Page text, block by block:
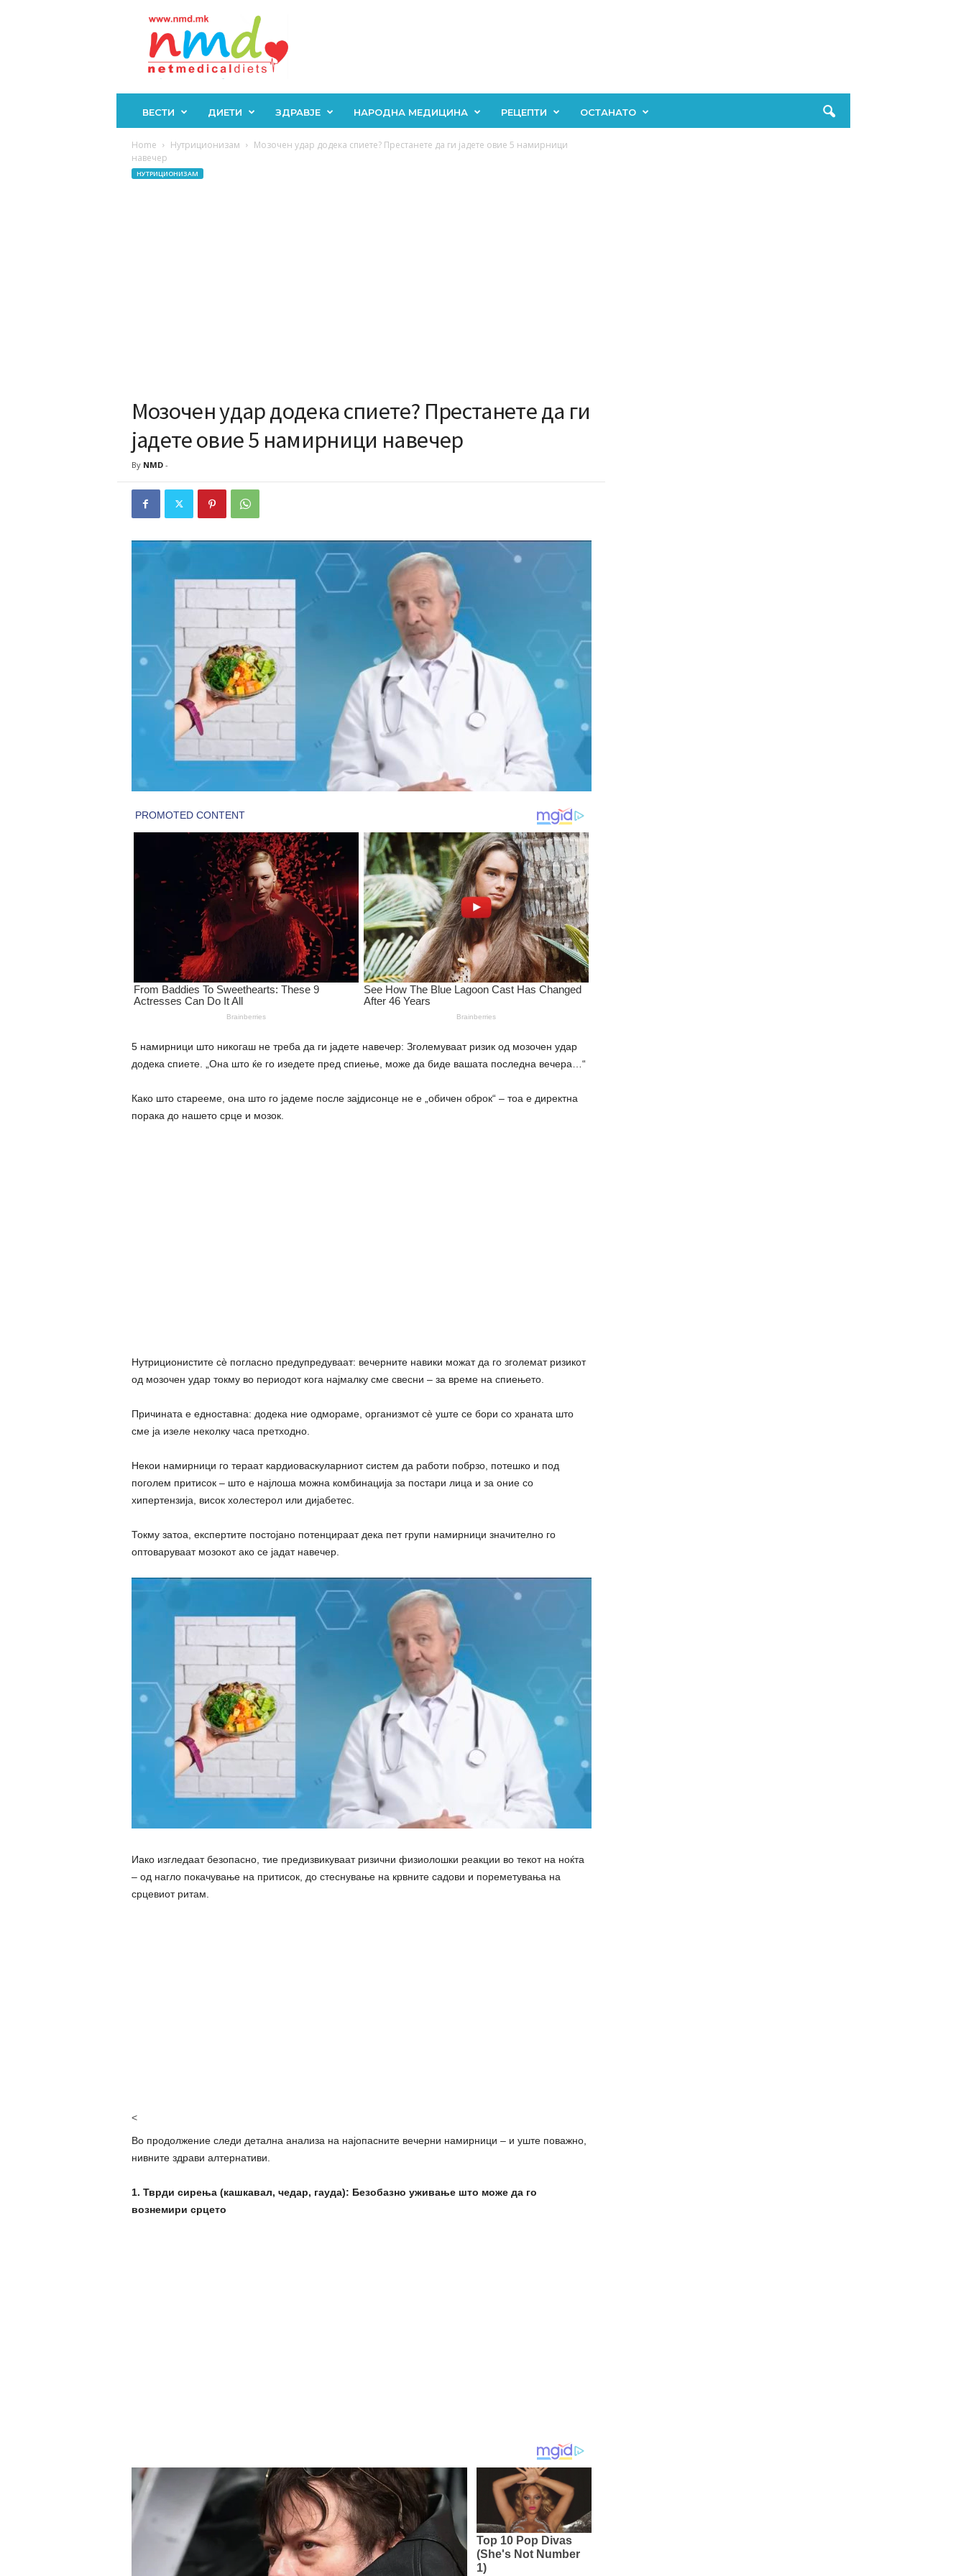
ВЕСТИ ДИЕТИ ЗДРАВЈЕ НАРОДНА МЕДИЦИНА РЕЦЕПТИ ОСТАНАТО
Home Нутриционизам
Мозочен удар додека спиете? Престанете да ги јадете овие 5 намирници
навечер
НУТРИЦИОНИЗАМ
Мозочен удар додека спиете? Престанете да ги
јадете овие 5 намирници навечер
By NMD-
5 намирници што никогаш не треба да ги јадете навечер: Зголемуваат ризик од мозочен удар
додека спиете. „Она што ќе го изедете пред спиење, може да биде вашата последна вечера…“
Како што старееме, она што го јадеме после зајдисонце не е „обичен оброк“ – тоа е директна
порака до нашето срце и мозок.
Нутриционистите сè погласно предупредуваат: вечерните навики можат да го зголемат ризикот
од мозочен удар токму во периодот кога најмалку сме свесни – за време на спиењето.
Причината е едноставна: додека ние одмораме, организмот сè уште се бори со храната што
сме ја изеле неколку часа претходно.
Некои намирници го тераат кардиоваскуларниот систем да работи побрзо, потешко и под
поголем притисок – што е најлоша можна комбинација за постари лица и за оние со
хипертензија, висок холестерол или дијабетес.
Токму затоа, експертите постојано потенцираат дека пет групи намирници значително го
оптоваруваат мозокот ако се јадат навечер.
Иако изгледаат безопасно, тие предизвикуваат ризични физиолошки реакции во текот на ноќта
– од нагло покачување на притисок, до стеснување на крвните садови и пореметувања на
срцевиот ритам.
<
Во продолжение следи детална анализа на најопасните вечерни намирници – и уште поважно,
нивните здрави алтернативи.
1. Тврди сирења (кашкавал, чедар, гауда): Безобазно уживање што може да го
вознемири срцето